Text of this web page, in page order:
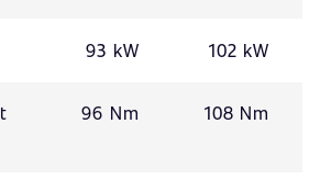
93 kW 102 kW
96 Nm 108 Nm